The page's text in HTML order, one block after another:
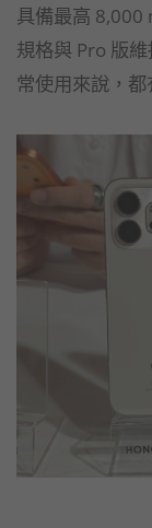
具備最高 8,000
規格與 Pro 版
常使用來說，都